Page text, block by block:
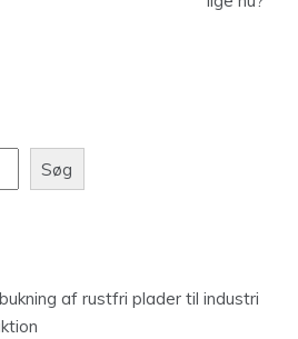
Søg
af rustfri plader til industri